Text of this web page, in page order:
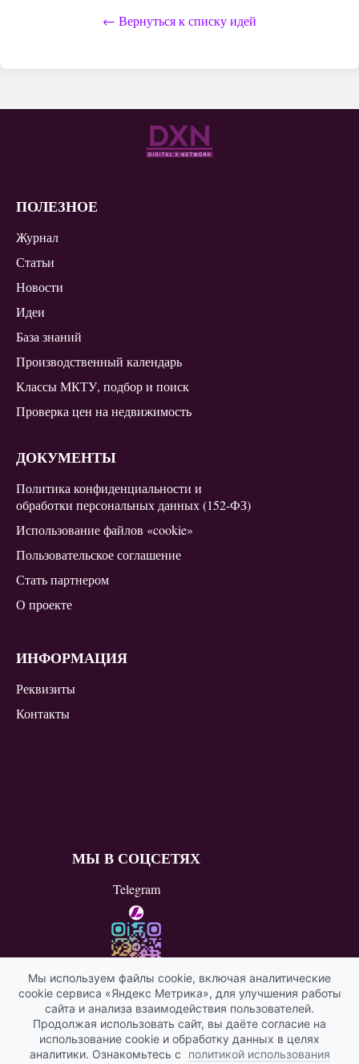
← Вернуться к списку идей
ПОЛЕЗНОЕ
Журнал
Статьи
Новости
Идеи
База знаний
Производственный календарь
Классы МКТУ, подбор и поиск
Проверка цен на недвижимость
ДОКУМЕНТЫ
Политика конфиденциальности и
обработки персональных данных (152-ФЗ)
Использование файлов «cookie»
Пользовательское соглашение
Стать партнером
О проекте
ИНФОРМАЦИЯ
Реквизиты
Контакты
МЫ В СОЦСЕТЯХ
Telegram
ВКонтакте
Яндекс ИКС
Мы используем файлы cookie, включая аналитические
cookie сервиса «Яндекс Метрика», для улучшения работы
сайта и анализа взаимодействия пользователей.
Продолжая использовать сайт, вы даёте согласие на
использование cookie и обработку данных в целях
аналитики. Ознакомьтесь с
политикой использования